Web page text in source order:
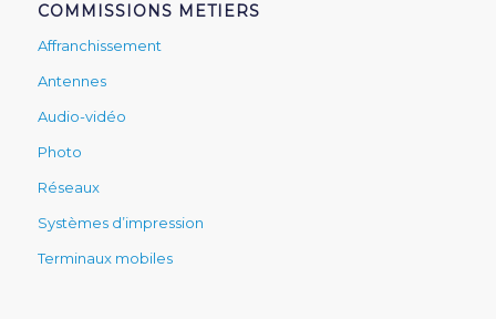
COMMISSIONS METIERS
Affranchissement
Antennes
Audio-vidéo
Photo
Réseaux
Systèmes d’impression
Terminaux mobiles